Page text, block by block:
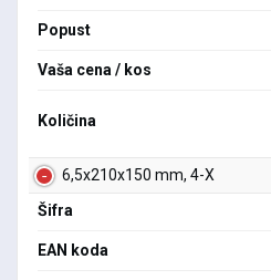
Popust
Vaša cena / kos
Količina
6,5x210x150 mm, 4-X
Šifra
EAN koda